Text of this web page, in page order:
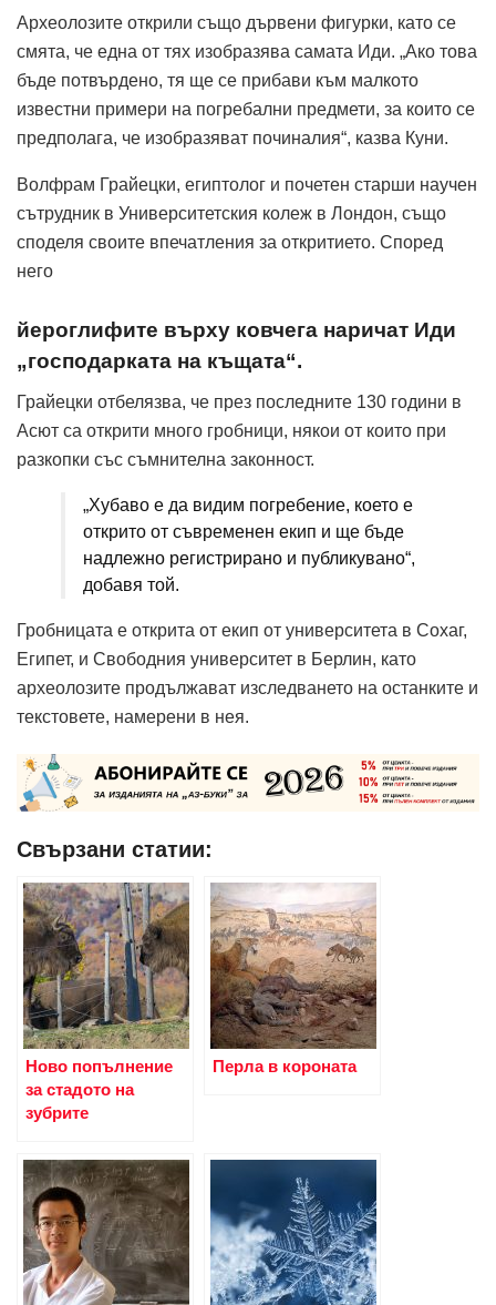
Археолозите открили също дървени фигурки, като се
смята, че една от тях изобразява самата Иди. „Ако това
бъде потвърдено, тя ще се прибави към малкото
известни примери на погребални предмети, за които се
предполага, че изобразяват починалия“, казва Куни.
Волфрам Грайецки, египтолог и почетен старши научен
сътрудник в Университетския колеж в Лондон, също
споделя своите впечатления за откритието. Според
него
йероглифите върху ковчега наричат Иди
„господарката на къщата“.
Грайецки отбелязва, че през последните 130 години в
Асют са открити много гробници, някои от които при
разкопки със съмнителна законност.
„Хубаво е да видим погребение, което е
открито от съвременен екип и ще бъде
надлежно регистрирано и публикувано“,
добавя той.
Гробницата е открита от екип от университета в Сохаг,
Египет, и Свободния университет в Берлин, като
археолозите продължават изследването на останките и
текстовете, намерени в нея.
Свързани статии:
Ново попълнение
за стадото на
зубрите
Перла в короната